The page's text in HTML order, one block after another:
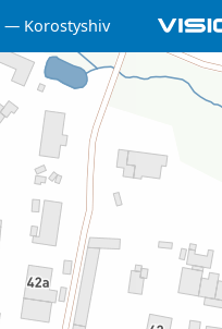
Korostyshiv